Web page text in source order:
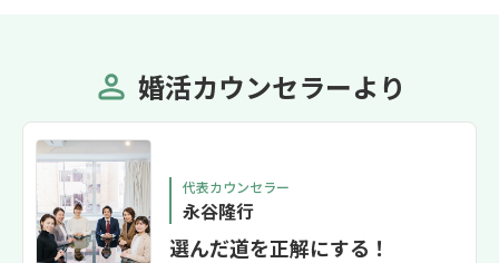
婚活カウンセラーより
代表カウンセラー
永谷隆行
選んだ道を正解にする！